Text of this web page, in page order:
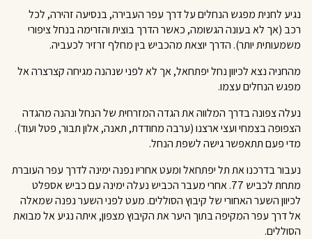
נגיע לחנית מפגש הנחלים על דרך עפר העבירה, בנסיעה זהירה, לכל
רכב (אך לא בעונה הגשומה, כאשר הדרך בוצית והזרימה בנחל ציפורי
משמעותית יותר). הדרך יוצאת מהכביש בין מחלף זרזיר לכעביה.
מהחניה נצא לכיוון נחל יפתחאל, אך לא לפני שנהנה מגיחה קצרצרה אל
מפגש הנחליםעצמו.
נעלה צפונה בדרך המלווה את הגדה המזרחית של הנחל ונהנה מהגדה
הצפופה בצמחי ועצי ארצנו (ערבה מחודדת, תאנה, אלון תבור, פטל ועוד).
מדי פעם תתאפשר גישה לשפת הנחל.
נעבור בדרכנו אתתל יפתחאלומעט אחריו נפנה ימינה לדרך עפר העוברת
מתחת לכביש 77. אחרי מעבר הכביש נעלה ימינה עם כביש אספלט
לכיוון השער האחורי של קיבוץ הסוללים. מעט לפני השער נפנה שמאלה
אל דרך עפר המקיפה בתוך היער את הקיבוץ מצפון, איתה נגיע אל מבואת
הסוללים.